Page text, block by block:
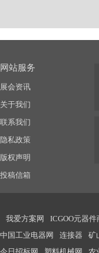
网站服务
展会资讯
关于我们
联系我们
隐私政策
版权声明
投稿信箱
我爱方案网 ICGOO元器件
中国工业电器网
连接器 矿